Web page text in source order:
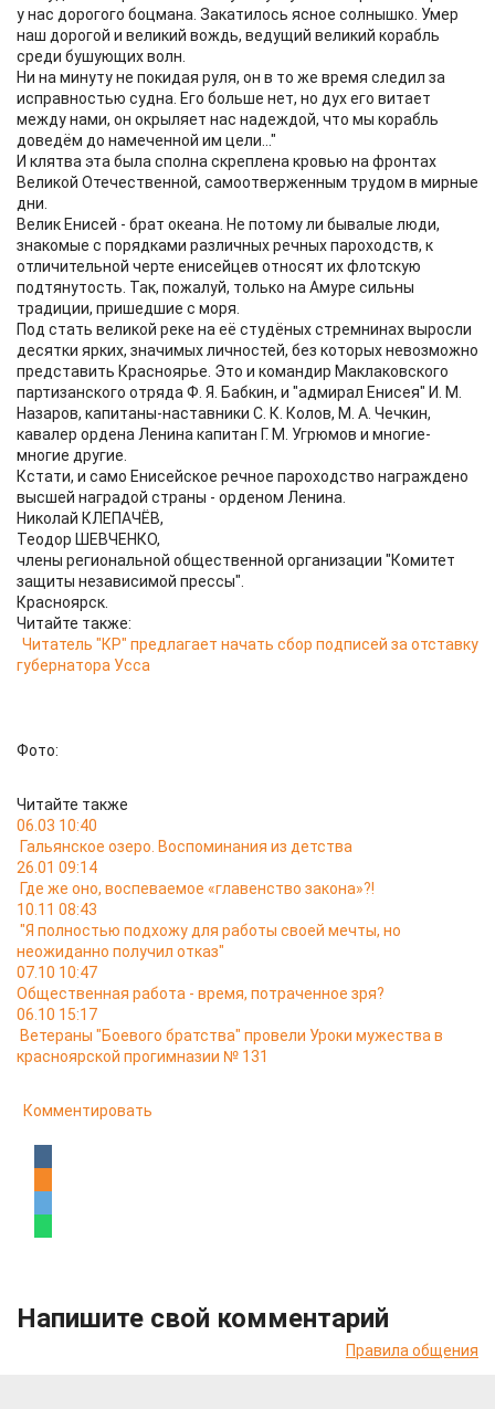
у нас дорогого боцмана. Закатилось ясное солнышко. Умер
наш дорогой и великий вождь, ведущий великий корабль
среди бушующих волн.
Ни на минуту не покидая руля, он в то же время следил за
исправностью судна. Его больше нет, но дух его витает
между нами, он окрыляет нас надеждой, что мы корабль
доведём до намеченной им цели..."
И клятва эта была сполна скреплена кровью на фронтах
Великой Отечественной, самоотверженным трудом в мирные
дни.
Велик Енисей - брат океана. Не потому ли бывалые люди,
знакомые с порядками различных речных пароходств, к
отличительной черте енисейцев относят их флотскую
подтянутость. Так, пожалуй, только на Амуре сильны
традиции, пришедшие с моря.
Под стать великой реке на её студёных стремнинах выросли
десятки ярких, значимых личностей, без которых невозможно
представить Красноярье. Это и командир Маклаковского
партизанского отряда Ф. Я. Бабкин, и "адмирал Енисея" И. М.
Назаров, капитаны-наставники С. К. Колов, М. А. Чечкин,
кавалер ордена Ленина капитан Г. М. Угрюмов и многие-
многие другие.
Кстати, и само Енисейское речное пароходство награждено
высшей наградой страны - орденом Ленина.
Николай КЛЕПАЧЁВ,
Теодор ШЕВЧЕНКО,
члены региональной общественной организации "Комитет
защиты независимой прессы".
Красноярск.
Читайте также:
Читатель "КР" предлагает начать сбор подписей за отставку
губернатора Усса
Фото:
Читайте также
06.03 10:40
Гальянское озеро. Воспоминания из детства
26.01 09:14
Где же оно, воспеваемое «главенство закона»?!
10.11 08:43
"Я полностью подхожу для работы своей мечты, но
неожиданно получил отказ"
07.10 10:47
Общественная работа - время, потраченное зря?
06.10 15:17
Ветераны "Боевого братства" провели Уроки мужества в
красноярской прогимназии № 131
Комментировать
Напишите свой комментарий
Правила общения